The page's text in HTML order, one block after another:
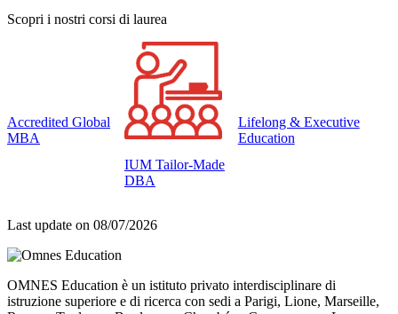
Scopri i nostri corsi di laurea
Accredited Global
MBA
IUM Tailor-Made
DBA
Lifelong & Executive
Education
Last update on 08/07/2026
OMNES Education è un istituto privato interdisciplinare di
istruzione superiore e di ricerca con sedi a Parigi, Lione, Marseille,